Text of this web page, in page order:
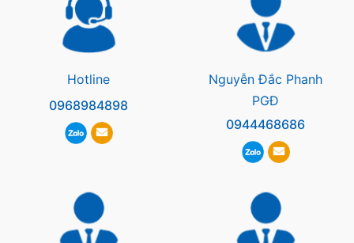
Hotline
0968984898
Nguyễn Đắc Phanh
PGĐ
0944468686